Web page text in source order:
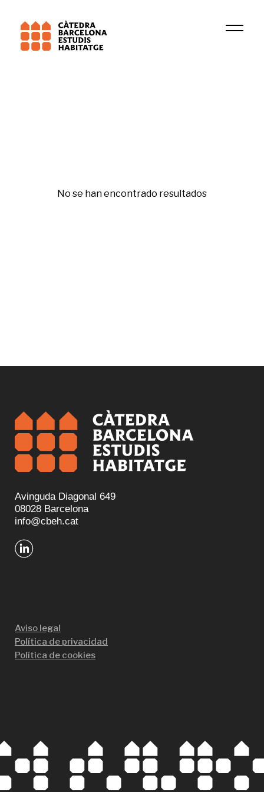
No se han encontrado resultados
Avinguda Diagonal 649
08028 Barcelona
info@cbeh.cat
Aviso legal
Política de privacidad
Política de cookies